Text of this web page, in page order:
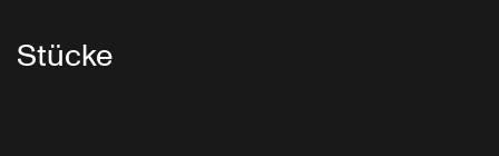
Stücke